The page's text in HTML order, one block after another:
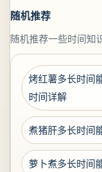
随机推荐
随机推荐一些时间知
烤红薯多长时间
时间详解
煮猪肝多长时间
萝卜煮多长时间